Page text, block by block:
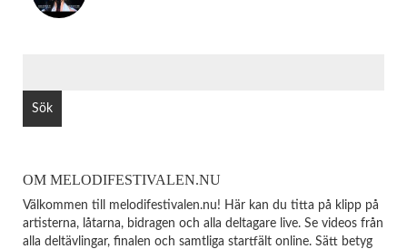
OM MELODIFESTIVALEN.NU
Välkommen till melodifestivalen.nu! Här kan du titta på klipp på
artisterna, låtarna, bidragen och alla deltagare live. Se videos från
alla deltävlingar, finalen och samtliga startfält online. Sätt betyg